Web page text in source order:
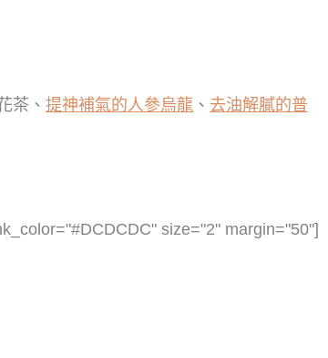
茶、 提神補氣的人參烏龍 、 去油解膩的普
size="2" margin="50"]